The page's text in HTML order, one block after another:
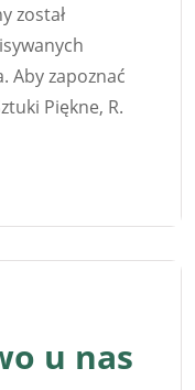
został
Aby zapoznać
Piękne, R.
u nas